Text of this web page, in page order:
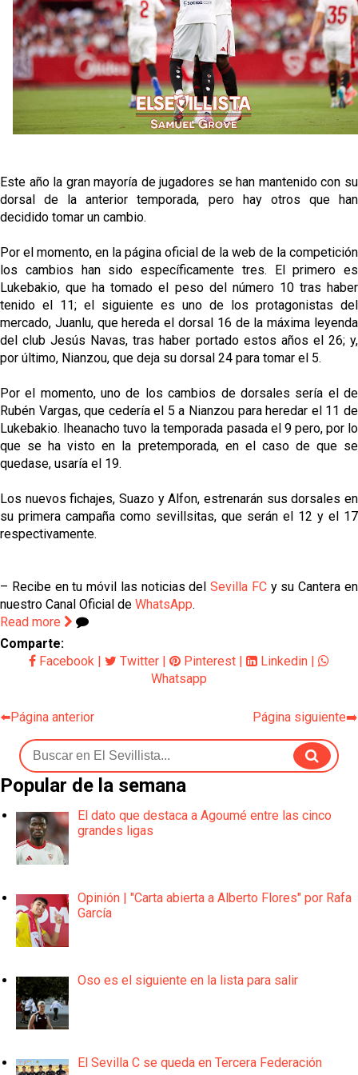
oferta de 420 millones por el club
El Sevilla mueve ficha por Robbie Ure: la opción 'A'
para el ataque nervionense
Crónica Pretemporada | Real Madrid 2-4 Sevilla FC
Femenino
Análisis | El Sevilla FC cierra una pretemporada de
contrastes antes del inicio de LaLiga
Este año la gran mayoría de jugadores se han mantenido con su
dorsal de la anterior temporada, pero hay otros que han
decidido tomar un cambio.
Por el momento, en la página oficial de la web de la competición
los cambios han sido específicamente tres. El primero es
Lukebakio, que ha tomado el peso del número 10 tras haber
tenido el 11; el siguiente es uno de los protagonistas del
mercado, Juanlu, que hereda el dorsal 16 de la máxima leyenda
del club Jesús Navas, tras haber portado estos años el 26; y,
por último, Nianzou, que deja su dorsal 24 para tomar el 5.
Por el momento, uno de los cambios de dorsales sería el de
Rubén Vargas, que cedería el 5 a Nianzou para heredar el 11 de
Lukebakio. Iheanacho tuvo la temporada pasada el 9 pero, por lo
que se ha visto en la pretemporada, en el caso de que se
quedase, usaría el 19.
Los nuevos fichajes, Suazo y Alfon, estrenarán sus dorsales en
su primera campaña como sevillsitas, que serán el 12 y el 17
respectivamente.
– Recibe en tu móvil las noticias delSevilla FCy su Cantera en
nuestro Canal Oficial de WhatsApp.
Read more
Comparte:
Facebook
Twitter Pinterest Linkedin
Whatsapp
⬅️Página anterior Página siguiente➡️
Popular de la semana
El dato que destaca a Agoumé entre las cinco
grandes ligas
Opinión | "Carta abierta a Alberto Flores" por Rafa
García
Oso es el siguiente en la lista para salir
El Sevilla C se queda en Tercera Federación